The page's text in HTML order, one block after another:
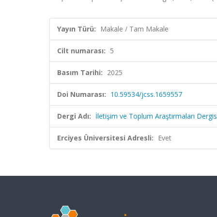
Yayın Türü: Makale / Tam Makale
Cilt numarası: 5
Basım Tarihi: 2025
Doi Numarası: 10.59534/jcss.1659557
Dergi Adı: İletişim ve Toplum Araştırmaları
Erciyes Üniversitesi Adresli: Evet